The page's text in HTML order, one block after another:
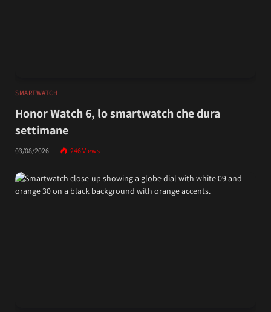
SMARTWATCH
Honor Watch 6, lo smartwatch che dura
settimane
03/08/2026 246Views